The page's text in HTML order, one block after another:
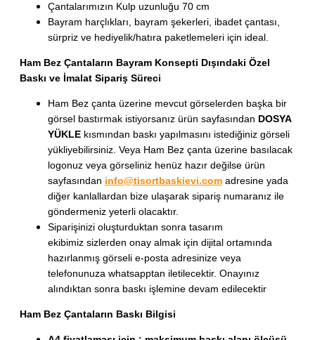
Çantalarımızın Kulp uzunluğu 70 cm
Bayram harçlıkları, bayram şekerleri, ibadet çantası,
sürpriz ve hediyelik/hatıra paketlemeleri için ideal.
Ham Bez Çantaların Bayram Konsepti Dışındaki Özel
Baskı ve İmalat Sipariş Süreci
Ham Bez çanta üzerine mevcut görselerden başka bir
görsel bastırmak istiyorsanız ürün sayfasından DOSYA
YÜKLE kısmından baskı yapılmasını istediğiniz görseli
yükliyebilirsiniz. Veya Ham Bez çanta üzerine basılacak
logonuz veya görseliniz henüz hazır değilse ürün
sayfasından info@tisortbaskievi.com adresine yada
diğer kanlallardan bize ulaşarak sipariş numaranız ile
göndermeniz yeterli olacaktır.
Siparişinizi oluşturduktan sonra tasarım
ekibimiz sizlerden onay almak için dijital ortamında
hazırlanmış görseli e-posta adresinize veya
telefonunuza whatsapptan iletilecektir. Onayınız
alındıktan sonra baskı işlemine devam edilecektir
Ham Bez Çantaların Baskı Bilgisi